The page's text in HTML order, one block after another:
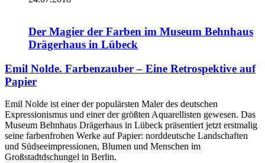
Der Magier der Farben im Museum Behnhaus
Drägerhaus in Lübeck
Emil Nolde. Farbenzauber – Eine Retrospektive auf
Papier
Emil Nolde ist einer der populärsten Maler des deutschen
Expressionismus und einer der größten Aquarellisten gewesen. Das
Museum Behnhaus Drägerhaus in Lübeck präsentiert jetzt erstmalig
seine farbenfrohen Werke auf Papier: norddeutsche Landschaften
und Südseeimpressionen, Blumen und Menschen im
Großstadtdschungel in Berlin.